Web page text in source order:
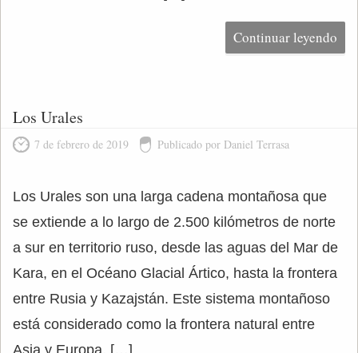
Continuar leyendo
Los Urales
7 de febrero de 2019 Publicado por Daniel Terrasa
Los Urales son una larga cadena montañosa que
se extiende a lo largo de 2.500 kilómetros de norte
a sur en territorio ruso, desde las aguas del Mar de
Kara, en el Océano Glacial Ártico, hasta la frontera
entre Rusia y Kazajstán. Este sistema montañoso
está considerado como la frontera natural entre
Asia y Europa, […]